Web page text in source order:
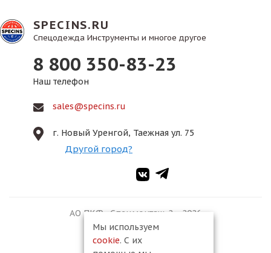
SPECINS.RU
Спецодежда Инструменты и многое другое
8 800 350-83-23
Наш телефон
sales@specins.ru
г. Новый Уренгой, Таежная ул. 75
Другой город?
АО ПКФ «Спецмонтаж-2», 2026
Мы используем
cookie. С их